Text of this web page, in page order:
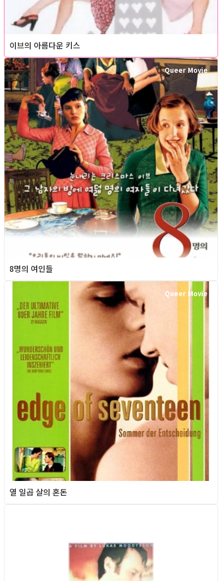
이브의 아름다운 키스
Queer Movie
8명의 여인들
Queer Movie
열 일곱 살의 혼돈